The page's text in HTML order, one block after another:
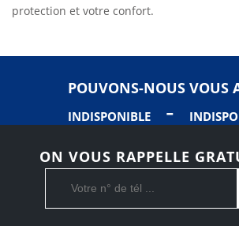
protection et votre confort.
POUVONS-NOUS VOUS
INDISPONIBLE -
ON VOUS RAPPELLE